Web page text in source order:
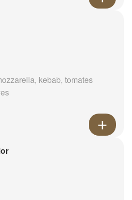
kebab, tomates